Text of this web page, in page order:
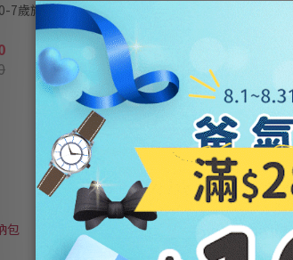
7歲旗艦級汽座 -多款